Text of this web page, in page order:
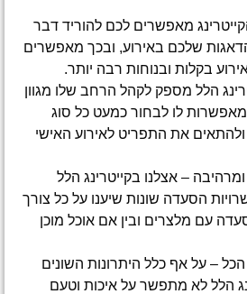
מאפשרים לכם להוריד דבר
שלכם באירוע, ובכך מאפשרים
בקלות ובנוחות רבה יותר.
הלל מספק לקהל הרחב שלו מגוון
לו לבחור כמעט כל סוג
את התפריט לאירוע האישי
– אצלנו בקייטרינג הלל
הסעדה שונות שיענו על כל צורך
עם מלצרים ובין אם אוכל מוכן
– על אף כלל היתרונות השונים
הלל לא מתפשר על איכות וטעם